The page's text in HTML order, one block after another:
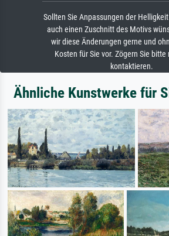
Sollten Sie Anpassungen der
auch einen Zuschnitt des Motivs
wir diese Änderungen gerne und
Kosten für Sie vor. Zögern Sie bitte
kontaktieren.
Ähnliche Kunstwerke für